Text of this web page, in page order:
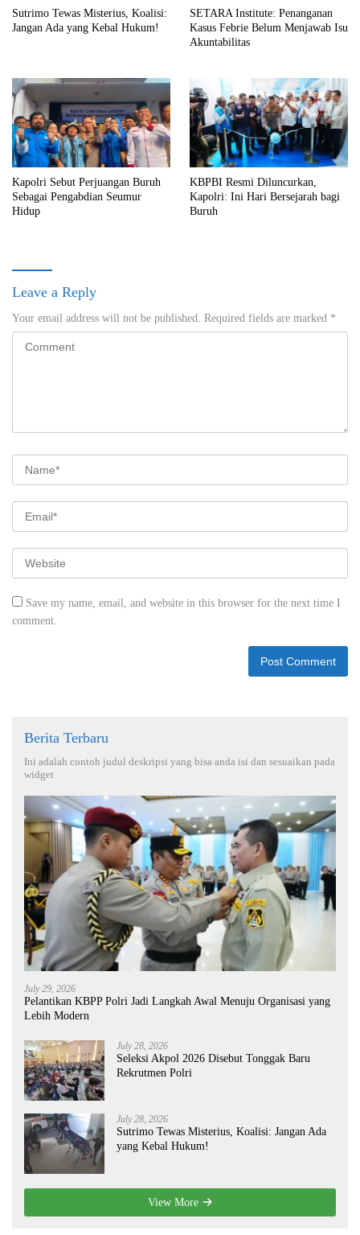
Sutrimo Tewas Misterius, Koalisi:
Jangan Ada yang Kebal Hukum!
SETARA Institute: Penanganan
Kasus Febrie Belum Menjawab Isu
Akuntabilitas
Kapolri Sebut Perjuangan Buruh
Sebagai Pengabdian Seumur
Hidup
KBPBI Resmi Diluncurkan,
Kapolri: Ini Hari Bersejarah bagi
Buruh
Leave a Reply
Your email address will not be published. Required fields are marked *
Save my name, email, and website in this browser for the next time I
comment.
Berita Terbaru
Ini adalah contoh judul deskripsi yang bisa anda isi dan sesuaikan pada
widget
July 29, 2026
Pelantikan KBPP Polri Jadi Langkah Awal Menuju Organisasi yang
Lebih Modern
July 28, 2026
Seleksi Akpol 2026 Disebut Tonggak Baru
Rekrutmen Polri
July 28, 2026
Sutrimo Tewas Misterius, Koalisi: Jangan Ada
yang Kebal Hukum!
View More